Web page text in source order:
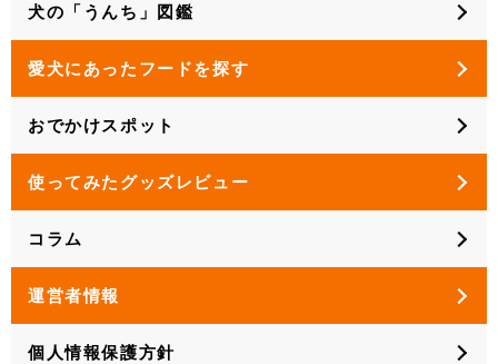
犬の「うんち」図鑑
愛犬にあったフードを探す
おでかけスポット
使ってみたグッズレビュー
コラム
運営者情報
個人情報保護方針